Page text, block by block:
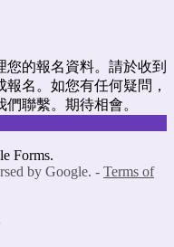
的報名資料。請於收到
名。如您有任何疑問，
聯繫。期待相會。
Forms.
by Google. - Terms of